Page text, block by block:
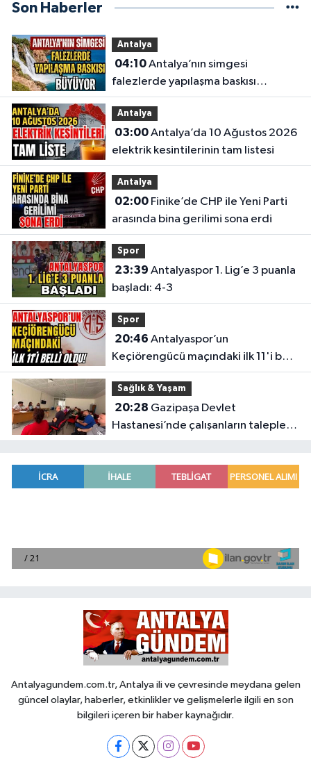
Son Haberler
Antalya
04:10Antalya’nın simgesi
falezlerde yapılaşma baskısı
büyüyor
Antalya
03:00Antalya’da 10 Ağustos 2026
elektrik kesintilerinin tam listesi
Antalya
02:00Finike’de CHP ile Yeni Parti
arasında bina gerilimi sona erdi
Spor
23:39
başladı: 4-3
Spor
20:46
Keçiörengücü maçındaki ilk 11'i belli
oldu!
Sağlık & Yaşam
20:28
Hastanesi’nde çalışanların talepleri
masaya yatırıldı
Antalyagundem.com.tr, Antalya ili ve çevresinde meydana gelen
güncel olaylar, haberler, etkinlikler ve gelişmelerle ilgili en son
bilgileri içeren bir haber kaynağıdır.